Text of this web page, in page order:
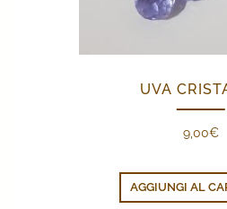
UVA
9,00€
AGGIUNGI AL